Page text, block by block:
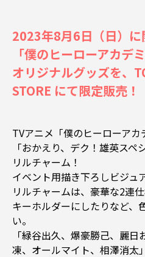
2023年8月6日（日）
「僕のヒーローアカデ
オリジナルグッズを、
STORE にて限定販売！
TVアニメ「僕のヒーローア
「おかえり、デク！雄英ス
リルチャーム！
イベント用描き下ろしビジュ
リルチャームは、豪華な2連
キーホルダーにしたりなど、
い。
「緑谷出久、爆豪勝己、麗
凍、オールマイト、相澤消太